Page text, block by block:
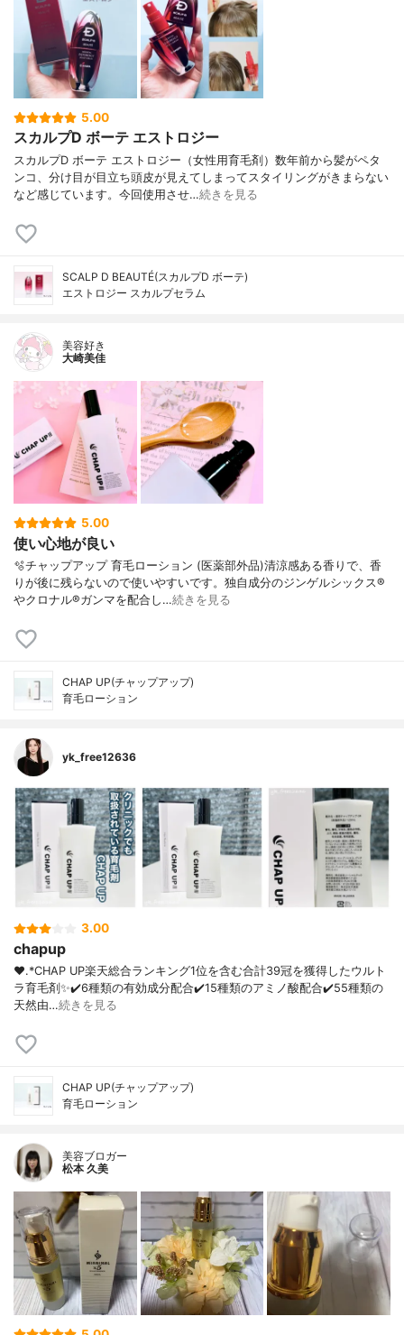
5.00
スカルプD ボーテ エストロジー
スカルプD ボーテ エストロジー（女性用育毛剤）数年前から髪がペタ
ンコ、分け目が目立ち頭皮が見えてしまってスタイリングがきまらない
など感じています。今回使用させ…続きを見る
SCALP D BEAUTÉ(スカルプD ボーテ)
エストロジー スカルプセラム
美容好き
大崎美佳
5.00
使い心地が良い
🫧チャップアップ 育毛ローション (医薬部外品)清涼感ある香りで、香
りが後に残らないので使いやすいです。独自成分のジンゲルシックス®
やクロナル®ガンマを配合し…続きを見る
CHAP UP(チャップアップ)
育毛ローション
yk_free12636
3.00
chapup
❤︎.*CHAP UP⁡楽天総合ランキング1位を含む合計39冠を獲得したウルト
ラ育毛剤✨⁡✔️6種類の有効成分配合✔️15種類のアミノ酸配合✔️55種類の
天然由…続きを見る
CHAP UP(チャップアップ)
育毛ローション
美容ブロガー
松本 久美